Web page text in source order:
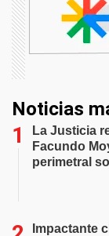
Noticias
La Justicia
Facundo
perimetral
Impactante